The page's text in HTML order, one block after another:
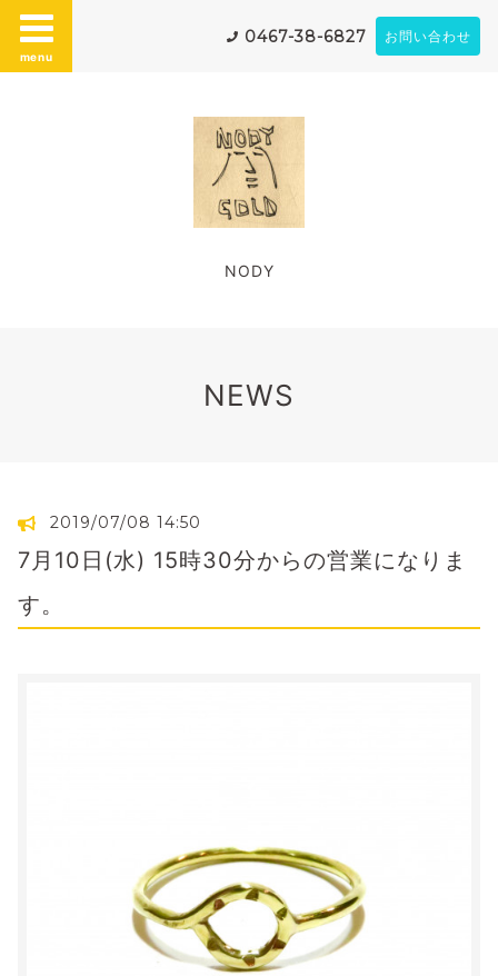
menu
0467-38-6827 お問い合わせ
NODY
NEWS
2019/07/08 14:50
7月10日(水) 15時30分からの営業になりま
す。